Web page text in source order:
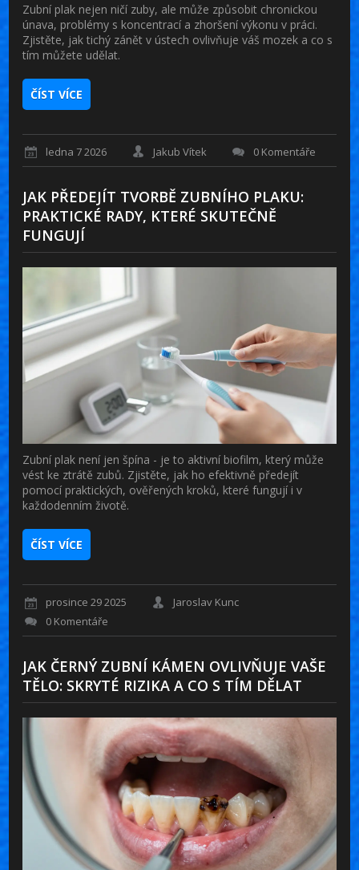
Zubní plak nejen ničí zuby, ale může způsobit chronickou
únava, problémy s koncentrací a zhoršení výkonu v práci.
Zjistěte, jak tichý zánět v ústech ovlivňuje váš mozek a co s
tím můžete udělat.
ČÍST VÍCE
ledna 7 2026 Jakub Vítek 0 Komentáře
JAK PŘEDEJÍT TVORBĚ ZUBNÍHO PLAKU:
PRAKTICKÉ RADY, KTERÉ SKUTEČNĚ
FUNGUJÍ
Zubní plak není jen špína - je to aktivní biofilm, který může
vést ke ztrátě zubů. Zjistěte, jak ho efektivně předejít
pomocí praktických, ověřených kroků, které fungují i v
každodenním životě.
ČÍST VÍCE
prosince 29 2025
Jaroslav Kunc
0 Komentáře
JAK ČERNÝ ZUBNÍ KÁMEN OVLIVŇUJE VAŠE
TĚLO: SKRYTÉ RIZIKA A CO S TÍM DĚLAT